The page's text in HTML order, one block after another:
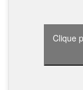
Clique